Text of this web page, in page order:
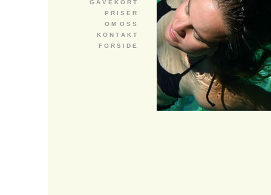
G A V E K O R T
P R I S E R
O M O S S
K O N T A K T
F O R S I D E